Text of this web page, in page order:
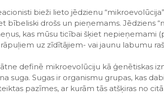
bieži lieto jēdzienu
bībeliski drošs un pieņemams. Jēdziens
kas mūsu ticībai šķiet nepieņemami
uz zīdītājiem- vai jaunu labumu
definē mikroevolūciju kā ģenētiskas
suga. Sugas ir organismu grupas, kas
pazīmes, ar kurām tās atšķiras no